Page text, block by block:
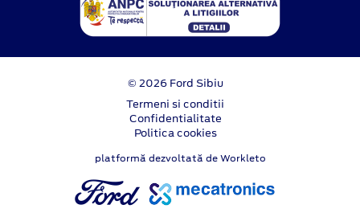
© 2026 Ford Sibiu
Termeni si conditii
Confidentialitate
Politica cookies
platformă dezvoltată de Workleto